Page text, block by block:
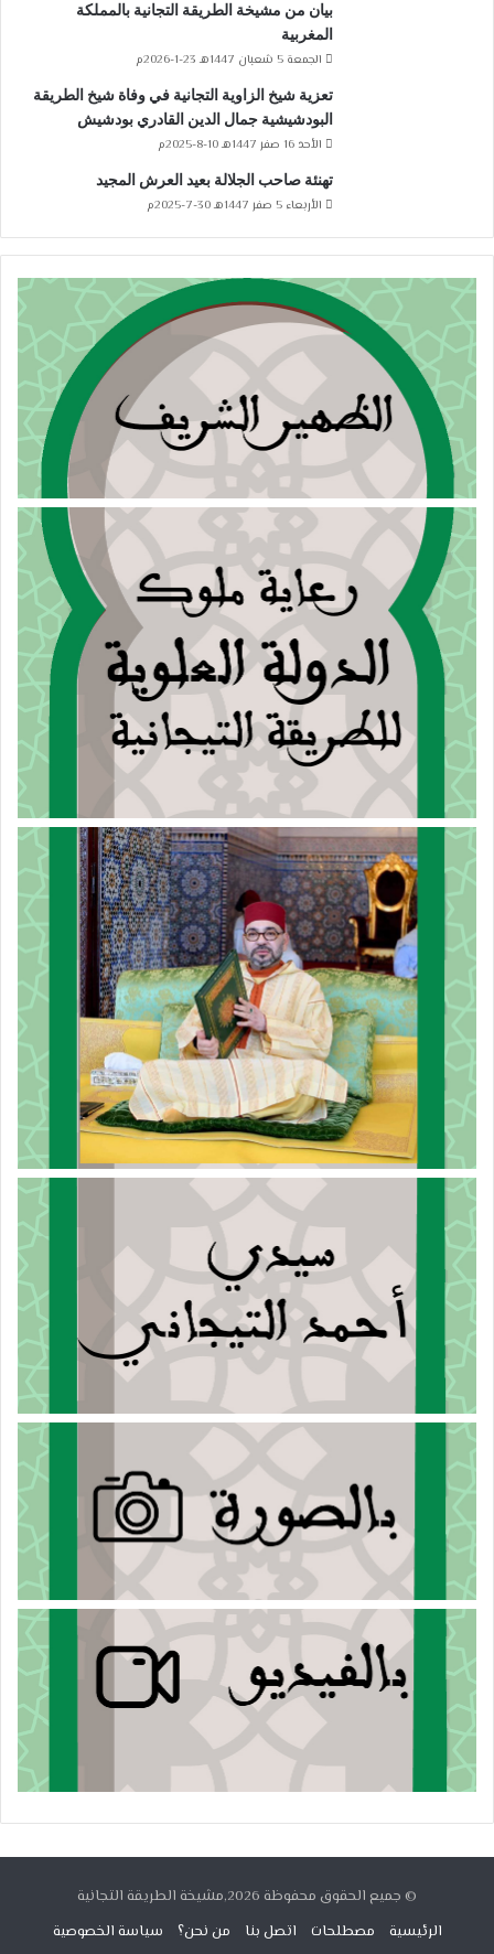
بيان من مشيخة الطريقة التجانية بالمملكة
المغربية
الجمعة 5 شعبان 1447هـ 23-1-2026م
تعزية شيخ الزاوية التجانية في وفاة شيخ الطريقة
البودشيشية جمال الدين القادري بودشيش
الأحد 16 صفر 1447هـ 10-8-2025م
تهنئة صاحب الجلالة بعيد العرش المجيد
الأربعاء 5 صفر 1447هـ 30-7-2025م
© جميع الحقوق محفوظة 2026,مشيخة الطريقة التجانية
الرئيسية
مصطلحات اتصل بنا من نحن؟ سياسة الخصوصية